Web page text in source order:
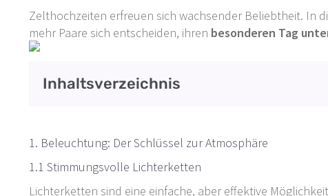
Zelthochzeiten erfreuen sich wachsender Beliebtheit. In
mehr Paare sich entscheiden, ihren besonderen Tag
Inhaltsverzeichnis
1. Beleuchtung: Der Schlüssel zur Atmosphäre
1.1 Stimmungsvolle Lichterketten
Lichterketten sind eine einfache, aber effektive